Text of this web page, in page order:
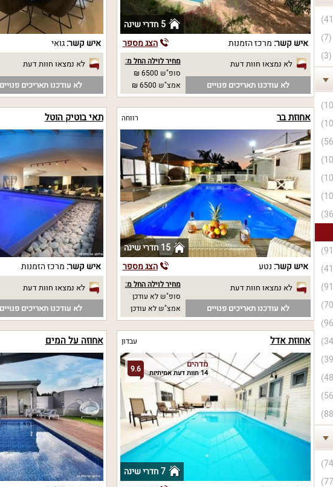
(7)
(3)
5 חדרי שינה
איש קשר: מרכז הזמנות הצג מספר
לא נמצאו חוות דעת
לא עודכנו תאריכים פנויים
מחיר לוילה החל מ:
סופ"ש 6500 ₪
אמצ"ש 6500 ₪
איש קשר:גואי
לא נמצאו חוות דעת
לא עודכנו תאריכים פנויים
אחוזת בר רווחה
15 חדרי שינה
איש קשר: נטע הצג מספר
לא נמצאו חוות דעת
לא עודכנו תאריכים פנויים
מחיר לוילה החל מ:
סופ"ש לא עודכן
אמצ"ש לא עודכן
תאי בוטיק הוטל
איש קשר: מרכז הזמנות
לא נמצאו חוות דעת
לא עודכנו תאריכים פנויים
אחוזת אדל עבדון
9.6 מדהים
14 חוות דעת אמיתיות
7 חדרי שינה
אחוזה על המים